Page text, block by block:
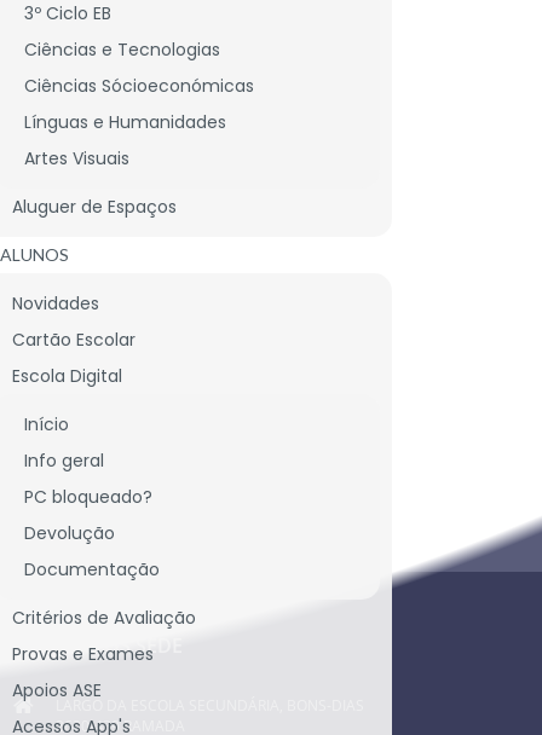
3º Ciclo EB
Ciências e Tecnologias
Ciências Sócioeconómicas
Línguas e Humanidades
Artes Visuais
Aluguer de Espaços
ALUNOS
Novidades
Cartão Escolar
Escola Digital
Início
Info geral
PC bloqueado?
Devolução
Documentação
Critérios de Avaliação
Provas e Exames
Apoios ASE
Acessos App's
CONTACTOS SEDE
2620-439 RAMADA